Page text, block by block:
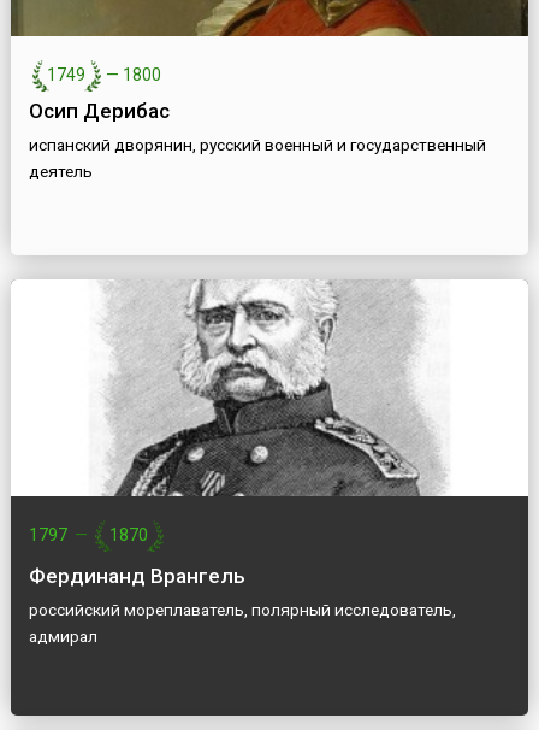
1749 — 1800
Осип Дерибас
испанский дворянин, русский военный и государственный
деятель
1797 — 1870
Фердинанд Врангель
российский мореплаватель, полярный исследователь,
адмирал